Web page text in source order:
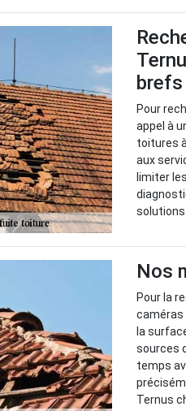
Pour
appel à
toitures
aux
limiter
solutions
Nos
Pour la
caméras
la
sources
temps
Ternus